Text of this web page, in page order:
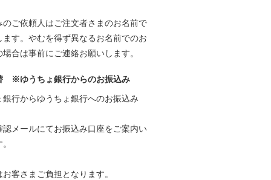
のご依頼人はご注文者さまのお名前で
ます。やむを得ず異なるお名前でのお
場合は事前にご連絡お願いします。
※ゆうちょ銀行からのお振込み
銀行からゆうちょ銀行へのお振込み
認メールにてお振込み口座をご案内い
客さまご負担となります。